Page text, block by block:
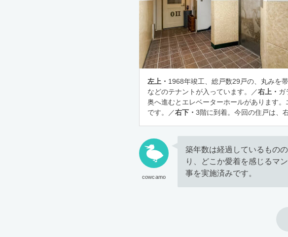
左上・ 1968年竣工、総戸数29戸の、丸みを
などのテナントが入っています。／右上・ ガ
奥へ進むとエレベーターホールがあります
です。／右下・ 3階に到着。今回の住戸は、
cowcamo
築年数は経過しているもの
り、どこか愛着を感じるマ
事を実施済みです。